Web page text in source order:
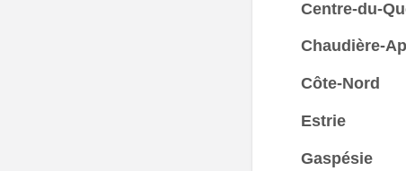
Centre-du-
Chaudière-
Côte-Nord
Estrie
Gaspésie